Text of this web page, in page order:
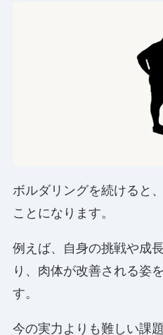
ボルダリングを続けると
ことになります。
例えば、自身の挑戦や成
り、肉体が改善される姿
す。
今の実力よりも難しい課